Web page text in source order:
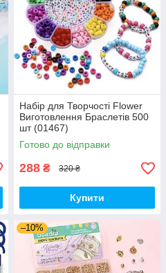
Набір для Творчості Flower
Виготовлення Браслетів 500
шт (01467)
Готово до відправки
288 ₴ 320 ₴
Купити
–10%